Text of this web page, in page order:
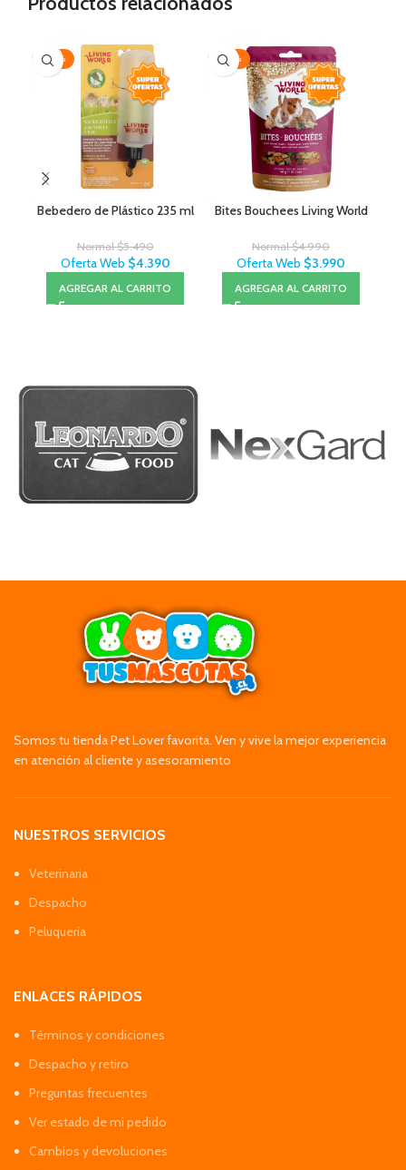
-20%
Bebedero de Plástico 235 ml
Normal$5.490
Oferta Web $4.390
AGREGAR AL CARRITO
-20%
Bites Bouchees Living World
Normal$4.990
Oferta Web $3.990
AGREGAR AL CARRITO
Somos tu tienda Pet Lover favorita. Ven y vive la mejor experiencia
en atención al cliente y asesoramiento
NUESTROS SERVICIOS
Veterinaria
Despacho
Peluquería
ENLACES RÁPIDOS
Términos y condiciones
Despacho y retiro
Preguntas frecuentes
Ver estado de mi pedido
Cambios y devoluciones